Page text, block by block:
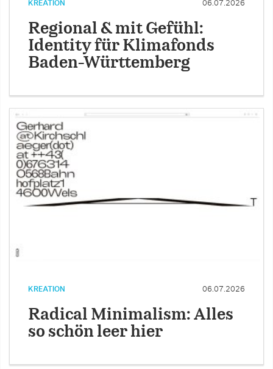
KREATION 06.07.2026
Regional & mit Gefühl:
Identity für Klimafonds
Baden-Württemberg
KREATION 06.07.2026
Radical Minimalism: Alles
so schön leer hier